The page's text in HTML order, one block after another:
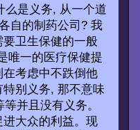
么是义务, 从一个道
自的制药公司? 我
卫生保健的一般
唯一的医疗保健提
考虑中不跌倒他
别义务, 那不意味
并且没有义务。
大众的利益。现